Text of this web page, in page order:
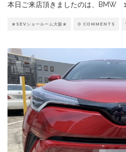
本日ご来店頂きましたのは、BMW 1
★SEVショールーム大阪★ 0 COMMENTS